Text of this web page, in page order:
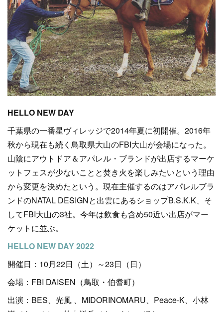
HELLO NEW DAY
千葉県の一番星ヴィレッジで2014年夏に初開催。2016年
秋から現在も続く鳥取県大山のFBI大山が会場になった。
山陰にアウトドア＆アパレル・ブランドが出店するマーケ
ットフェスが少ないことと焚き火を楽しみたいという理由
から変更を決めたという。現在主催するのはアパレルブラ
ンドのNATAL DESIGNと出雲にあるショップB.S.K.K、そ
してFBI大山の3社。今年は飲食も含め50近い出店がマー
ケットに並ぶ。
HELLO NEW DAY 2022
開催日：10月22日（土）～23日（日）
会場：FBI DAISEN（鳥取・伯耆町）
出演：BES、光風 、MIDORINOMARU、Peace-K、小林